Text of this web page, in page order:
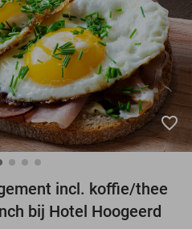
miljoen leden
favorite_border
incl. koffie/thee
bij Hotel Hoogeerd